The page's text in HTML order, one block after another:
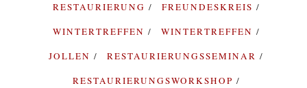
RESTAURIERUNG
FREUNDESKREIS
WINTERTREFFEN
WINTERTREFFEN
JOLLEN
RESTAURIERUNGSSEMINAR
RESTAURIERUNGSWORKSHOP